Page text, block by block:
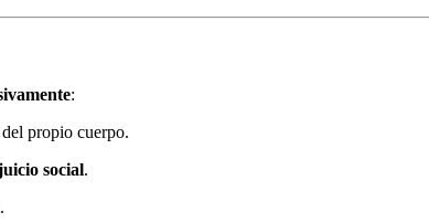
:
propio cuerpo.
social.
.